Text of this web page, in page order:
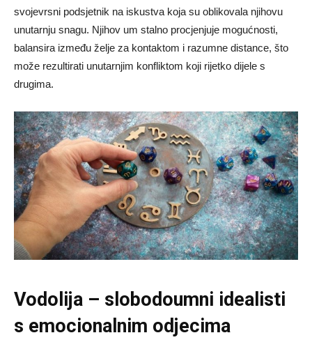
svojevrsni podsjetnik na iskustva koja su oblikovala njihovu
unutarnju snagu. Njihov um stalno procjenjuje mogućnosti,
balansira između želje za kontaktom i razumne distance, što
može rezultirati unutarnjim konfliktom koji rijetko dijele s
drugima.
Vodolija – slobodoumni idealisti
s emocionalnim odjecima